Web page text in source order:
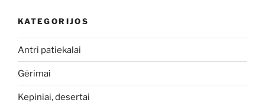
KATEGORIJOS
Antri patiekalai
Gėrimai
Kepiniai, desertai